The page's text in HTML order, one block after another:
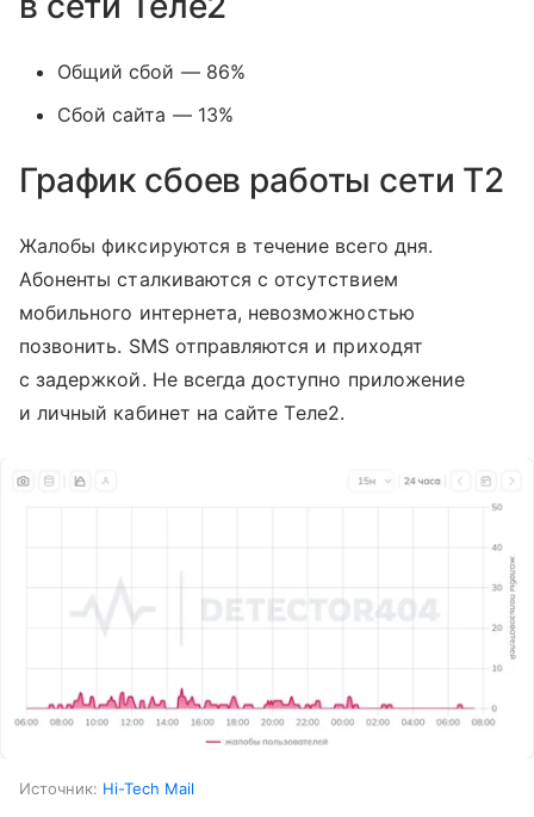
Общий сбой — 86%
Сбой сайта — 13%
График сбоев работы сети T2
Жалобы фиксируются в течение всего дня.
Абоненты сталкиваются с отсутствием
мобильного интернета, невозможностью
позвонить. SMS отправляются и приходят
с задержкой. Не всегда доступно приложение
и личный кабинет на сайте Tеле2.
Источник: Hi-Tech Mail